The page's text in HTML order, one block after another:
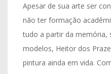
Apesar de sua arte ser
não ter formação
tudo a partir da memória,
modelos, Heitor dos
pintura ainda em vida.